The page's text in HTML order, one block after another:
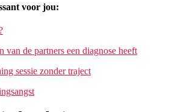
voor jou:
van de partners een diagnose heeft
sessie zonder traject